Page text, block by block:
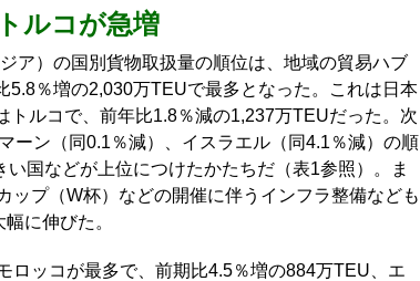
ルコが急増
ア）の国別貨物取扱量の順位は、地域の貿易ハブ
％増の2,030万TEUで最多となった。これは日本
ルコで、前年比1.8％減の1,237万TEUだった。次
ーン（同0.1％減）、イスラエル（同4.1％減）の順
国などが上位につけたかたちだ（表1参照）。ま
ップ（W杯）などの開催に伴うインフラ整備なども
に伸びた。
ロッコが最多で、前期比4.5％増の884万TEU、エ